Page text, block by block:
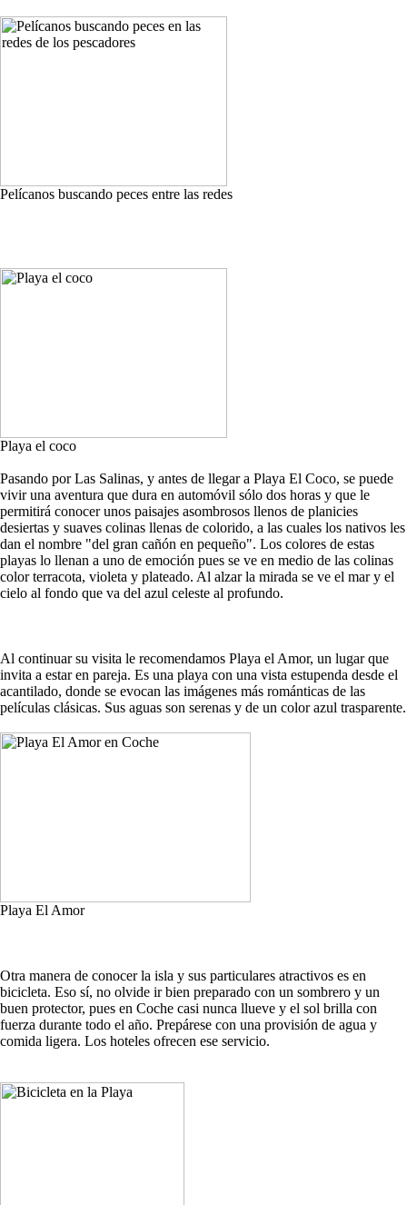
Pelícanos buscando peces entre las redes
Playa el coco
Pasando por Las Salinas, y antes de llegar a Playa El Coco, se puede
vivir una aventura que dura en automóvil sólo dos horas y que le
permitirá conocer unos paisajes asombrosos llenos de planicies
desiertas y suaves colinas llenas de colorido, a las cuales los nativos les
dan el nombre "del gran cañón en pequeño". Los colores de estas
playas lo llenan a uno de emoción pues se ve en medio de las colinas
color terracota, violeta y plateado. Al alzar la mirada se ve el mar y el
cielo al fondo que va del azul celeste al profundo.
Al continuar su visita le recomendamos Playa el Amor, un lugar que
invita a estar en pareja. Es una playa con una vista estupenda desde el
acantilado, donde se evocan las imágenes más románticas de las
películas clásicas. Sus aguas son serenas y de un color azul trasparente.
Playa El Amor
Otra manera de conocer la isla y sus particulares atractivos es en
bicicleta. Eso sí, no olvide ir bien preparado con un sombrero y un
buen protector, pues en Coche casi nunca llueve y el sol brilla con
fuerza durante todo el año. Prepárese con una provisión de agua y
comida ligera. Los hoteles ofrecen ese servicio.